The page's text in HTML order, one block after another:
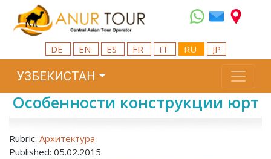
DE EN ES FR IT RU JP
УЗБЕКИСТАН
Особенности конструкции юрт
Rubric: Архитектура
Published: 05.02.2015